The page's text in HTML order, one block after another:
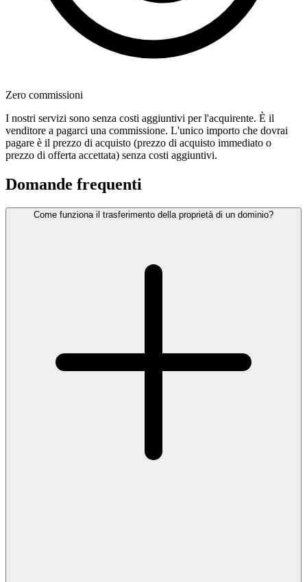
Zero commissioni
I nostri servizi sono senza costi aggiuntivi per l'acquirente. È il
venditore a pagarci una commissione. L'unico importo che dovrai
pagare è il prezzo di acquisto (prezzo di acquisto immediato o
prezzo di offerta accettata) senza costi aggiuntivi.
Domande frequenti
Come funziona il trasferimento della proprietà di un dominio?